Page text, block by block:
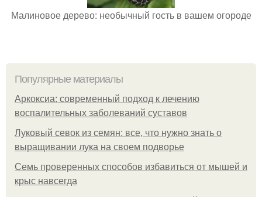
Малиновое дерево: необычный гость в вашем огороде
Популярные материалы
Аркоксиа: современный подход к лечению
воспалительных заболеваний суставов
Луковый севок из семян: все, что нужно знать о
выращивании лука на своем подворье
Семь проверенных способов избавиться от мышей и
крыс навсегда